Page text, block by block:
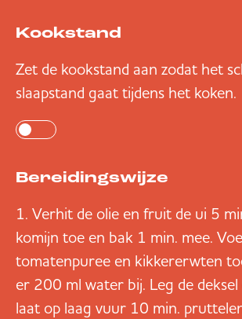
Kookstand
Zet de kookstand aan zodat het
slaapstand gaat tijdens het koken.
Bereidingswijze
Verhit de olie en fruit de ui 5
komijn toe en bak 1 min. mee.
tomatenpuree en kikkererwten
er 200 ml water bij. Leg de deksel
laat op laag vuur 10 min.